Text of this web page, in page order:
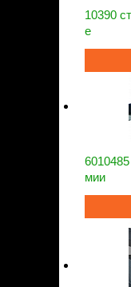
10390
е
мии